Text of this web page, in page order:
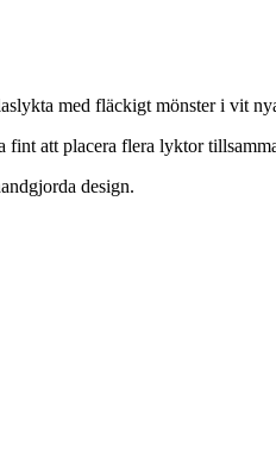
med fläckigt mönster i vit
fint att placera flera lyktor
design.